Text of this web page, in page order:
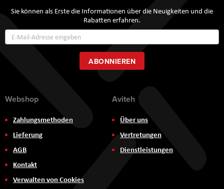
Sie können als Erste die Informationen über die Neuigkeiten und die
Rabatten erfahren.
zum
Newsletter:
ABONNIEREN
Webshop
Zahlungsmethoden
Lieferung
AGB
Kontakt
Verwalten von Cookies
Aviteh
Über uns
Vertretungen
Dienstleistungen